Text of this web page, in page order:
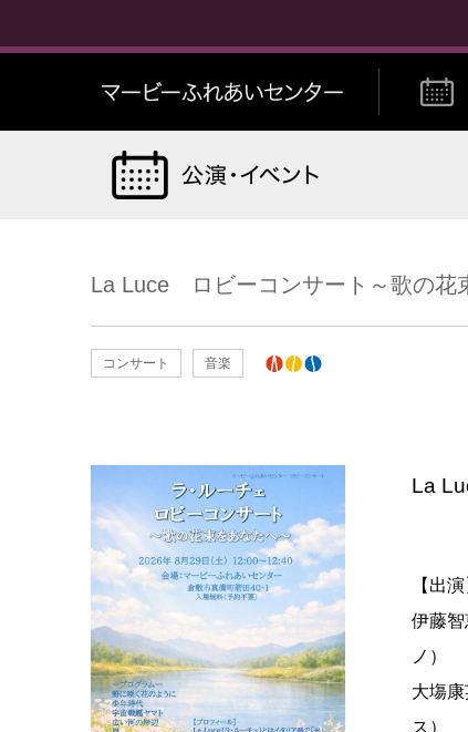
マービーふ
La Luce ロビーコンサート～歌の花
コンサート 音楽
La
【出演
伊藤智
大塲